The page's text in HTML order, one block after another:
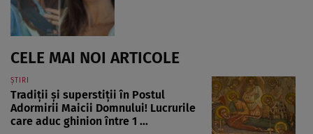
CELE MAI NOI ARTICOLE
ȘTIRI
Tradiții și superstiții în Postul
Adormirii Maicii Domnului! Lucrurile
care aduc ghinion între 1 ...